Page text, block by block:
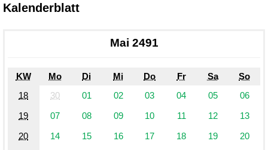
Kalenderblatt
Mai 2491
KW Mo Di Mi Do Fr Sa
So
18
30 01 02 03 04 05
06
19
07 08 09 10 11 12
13
20
14 15 16 17 18 19
20